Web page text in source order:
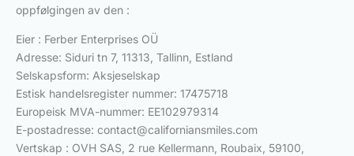
oppfølgingen av den :
Eier : Ferber Enterprises OÜ
Adresse: Siduri tn 7, 11313, Tallinn, Estland
Selskapsform: Aksjeselskap
Estisk handelsregister nummer: 17475718
Europeisk MVA-nummer: EE102979314
E-postadresse: contact@californiansmiles.com
Vertskap : OVH SAS, 2 rue Kellermann, Roubaix, 59100,